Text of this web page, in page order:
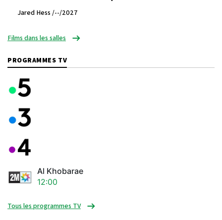
Jared Hess /--/2027
Films dans les salles
PROGRAMMES TV
Al Khobarae
12:00
Tous les programmes TV